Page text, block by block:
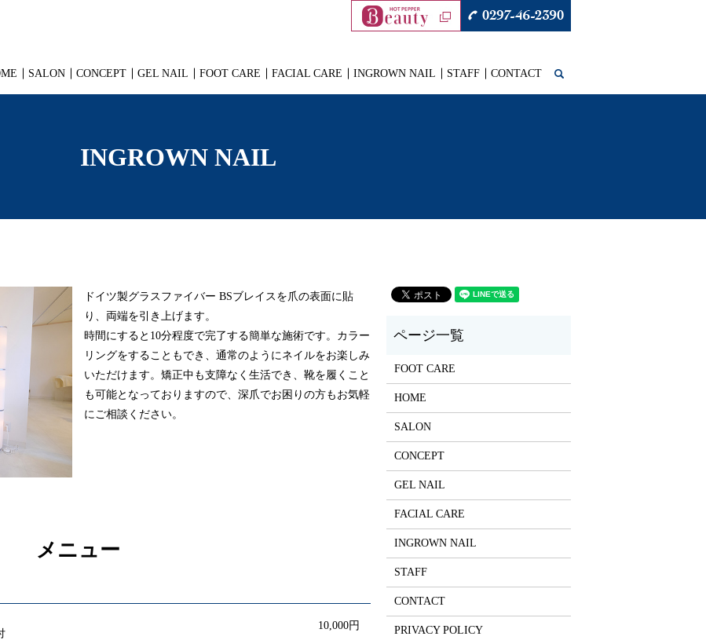
SALON CONCEPT GEL NAIL FOOT CARE FACIAL CARE INGROWN NAIL STAFF CONTACT
INGROWN NAIL
ドイツ製グラスファイバー BSブレイスを爪の表面に貼
り、両端を引き上げます。
時間にすると10分程度で完了する簡単な施術です。カラー
リングをすることもでき、通常のようにネイルをお楽しみ
いただけます。矯正中も支障なく生活でき、靴を履くこと
も可能となっておりますので、深爪でお困りの方もお気軽
にご相談ください。
メニュー
10,000円
FOOT CARE
HOME
SALON
CONCEPT
GEL NAIL
FACIAL CARE
INGROWN NAIL
STAFF
CONTACT
PRIVACY POLICY